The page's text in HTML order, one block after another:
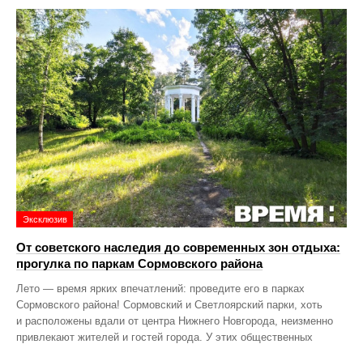
Эксклюзив
От советского наследия до современных зон отдыха:
прогулка по паркам Сормовского района
Лето — время ярких впечатлений: проведите его в парках
Сормовского района! Сормовский и Светлоярский парки, хоть
и расположены вдали от центра Нижнего Новгорода, неизменно
привлекают жителей и гостей города. У этих общественных